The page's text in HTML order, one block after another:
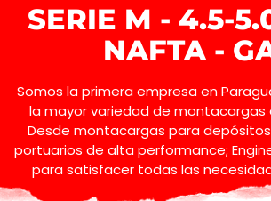
SERIE M - 4.5-
NAFTA -
Somos la primera empresa en
la mayor variedad de montacargas
Desde montacargas para
portuarios de alta performance;
para satisfacer todas las